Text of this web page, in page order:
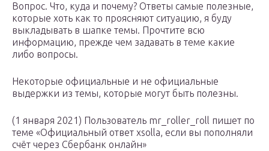
Вопрос. Что, куда и почему? Ответы самые полезные,
которые хоть как то проясняют ситуацию, я буду
выкладывать в шапке темы. Прочтите всю
информацию, прежде чем задавать в теме какие
либо вопросы.
Некоторые официальные и не официальные
выдержки из темы, которые могут быть полезны.
(1 января 2021) Пользователь mr_roller_roll пишет по
теме «Официальный ответ xsolla, если вы пополняли
счёт через Сбербанк онлайн»